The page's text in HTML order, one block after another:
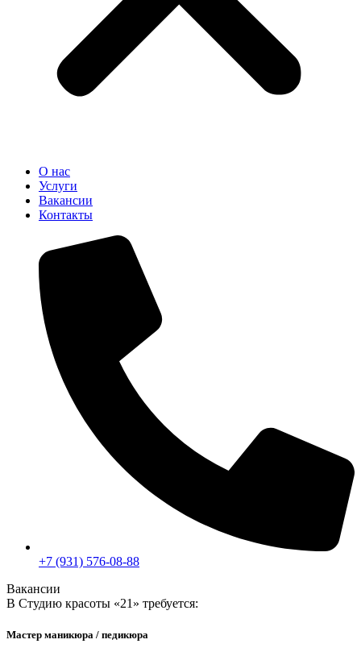
О нас
Услуги
Вакансии
Контакты
+7 (931) 576-08-88
Вакансии
В Студию красоты «21» требуется:
Мастер маникюра / педикюра